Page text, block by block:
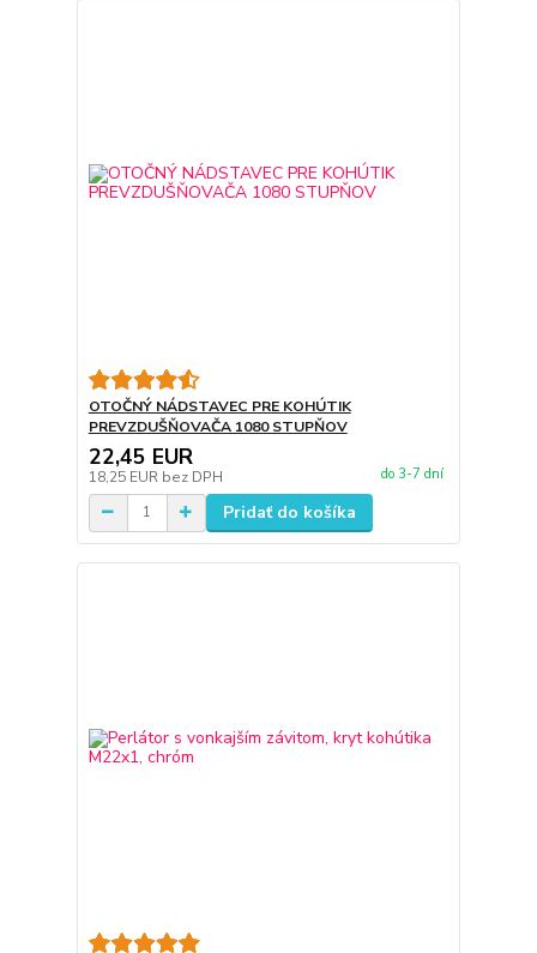
OTOČNÝ NÁDSTAVEC PRE KOHÚTIK
PREVZDUŠŇOVAČA 1080 STUPŇOV
22,45 EUR
18,25 EUR bez DPH do 3-7 dní
Pridať do košíka